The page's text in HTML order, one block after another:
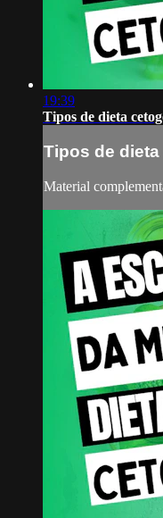
19:39
Tipos de dieta
Tipos de
Material